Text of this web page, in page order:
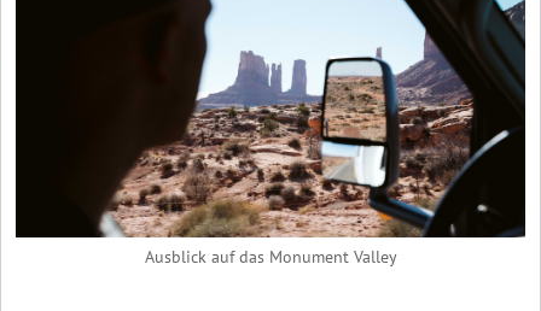
Ausblick auf das Monument Valley